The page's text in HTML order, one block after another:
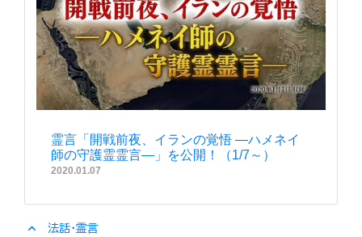
霊言「開戦前夜、イランの覚悟 ―ハメネイ
師の守護霊霊言―」を公開！（1/7～）
2020.01.07
expand_less 法話・霊言